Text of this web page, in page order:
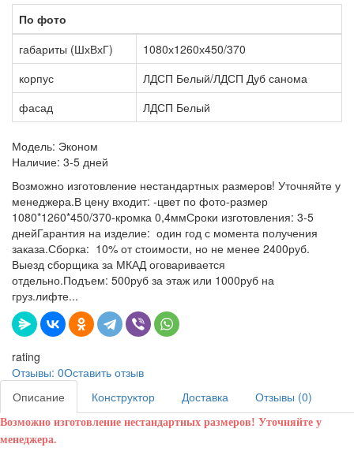
По фото
габариты (ШхВхГ)
1080х1260х450/370
корпус
ЛДСП Белый/ЛДСП Дуб санома
фасад
ЛДСП Белый
Модель: Эконом
Наличие: 3-5 дней
Возможно изготовление нестандартных размеров! Уточняйте у
менеджера.В цену входит: -цвет по фото-размер
1080*1260*450/370-кромка 0,4ммСроки изготовления: 3-5
днейГарантия на изделие: один год с момента получения
заказа.Сборка: 10% от стоимости, но не менее 2400руб.
Выезд сборщика за МКАД оговаривается
отдельно.Подъем: 500руб за этаж или 1000руб на
груз.лифте...
rating
Отзывы: 0Оставить отзыв
Описание
Конструктор Доставка Отзывы (0)
Возможно изготовление нестандартных размеров! Уточняйте у
менеджера.